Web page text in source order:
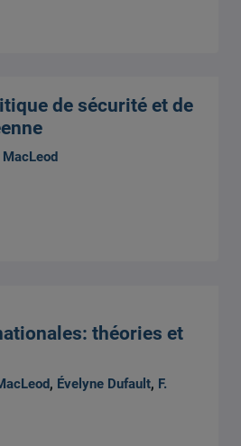
de sécurité et de
théories et
, Évelyne Dufault, F.